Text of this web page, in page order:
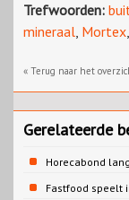
Trefwoorden:
mineraal, Mortex,
« Terug naar het
Gerelateerde
Horecabond
Cao-recreatie
Fastfood speelt